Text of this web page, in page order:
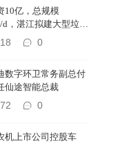
10亿，总规模
d，湛江拟建大型垃圾
电厂
0
数字环卫常务副总付
仙途智能总裁
0
机上市公司控股车